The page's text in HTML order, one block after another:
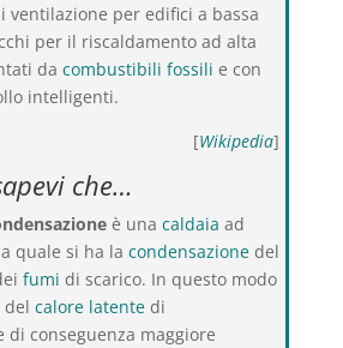
ventilazione per edifici a bassa
per il riscaldamento ad alta
da combustibili fossili e con
intelligenti.
[Wikipedia]
che…
è una caldaia ad
quale si ha la condensazionedel
fumi di scarico. In questo modo
del calore latentedi
di conseguenza maggiore